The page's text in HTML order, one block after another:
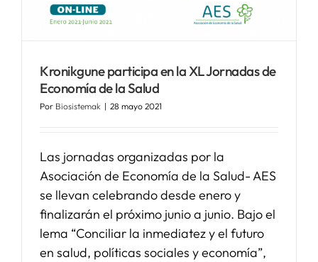
Kronikgune participa en la XL Jornadas de
Economía de la Salud
Por Biosistemak | 28 mayo 2021
Las jornadas organizadas por la
Asociación de Economía de la Salud- AES
se llevan celebrando desde enero y
finalizarán el próximo junio a junio. Bajo el
lema “Conciliar la inmediatez y el futuro
en salud, políticas sociales y economía”,